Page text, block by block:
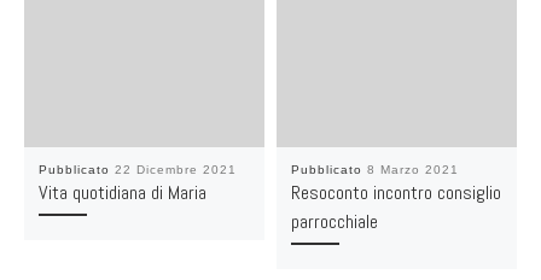
Pubblicato 22 Dicembre 2021
Vita quotidiana di Maria
Pubblicato 8 Marzo 2021
Resoconto incontro consiglio
parrocchiale